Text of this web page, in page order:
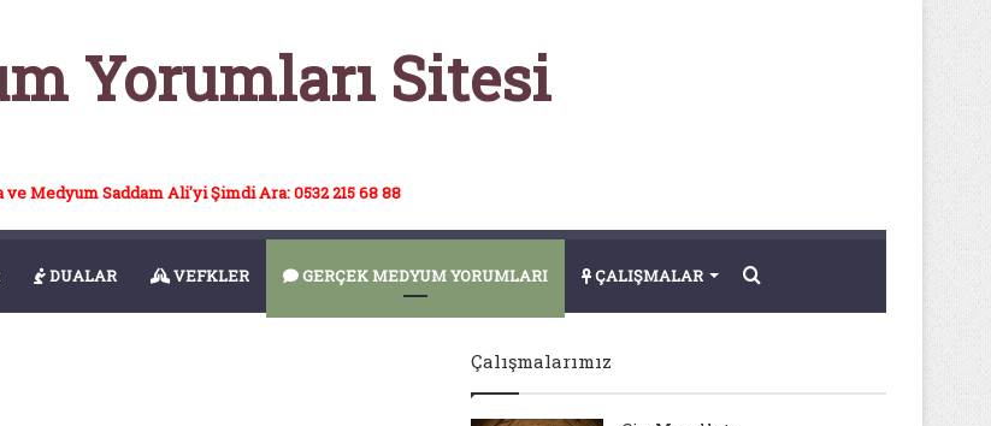
Yorumları Sitesi
ve Medyum Saddam Ali'yi Şimdi Ara: 0532 215 68 88
DUALAR VEFKLER GERÇEK MEDYUM YORUMLARI ÇALIŞMALAR
Çalışmalarımız